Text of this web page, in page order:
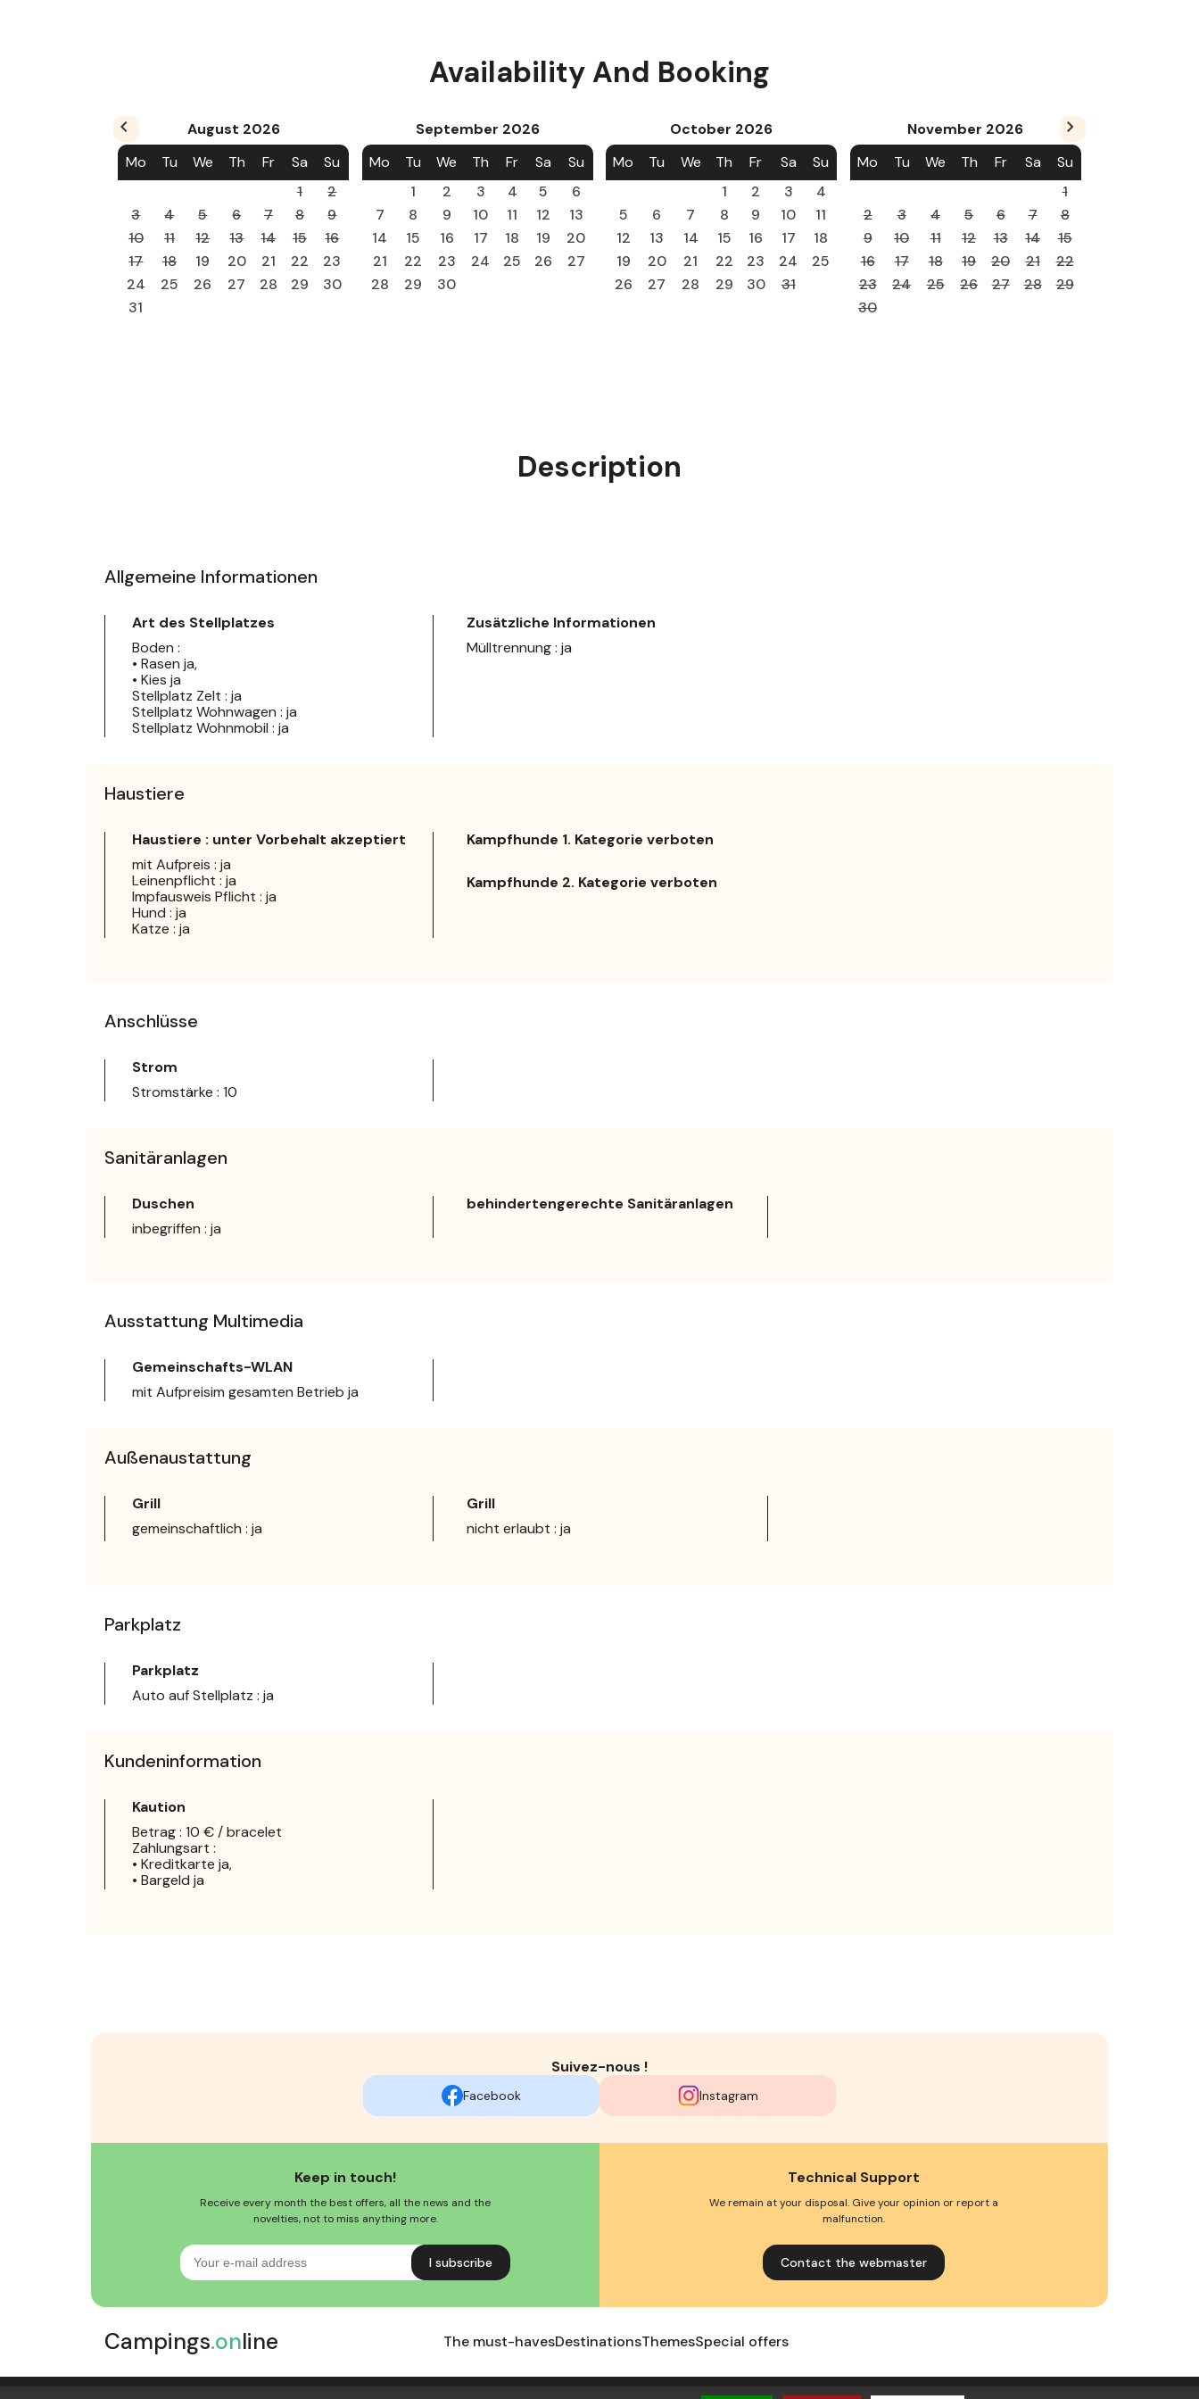
Availability And Booking
August 2026
Mo
Tu We Th Fr Sa
Su
1
2
3
4 5 6 7 8
9
10
11 12 13 14 15
16
17
18 19 20 21 22
23
24
25 26 27 28 29
30
31
September 2026
Mo
Tu We Th Fr Sa
Su
1
2 3 4 5
6
7
8 9 10 11 12
13
14
15 16 17 18 19
20
21
22 23 24 25 26
27
28
29 30
October 2026
Mo
Tu We Th Fr Sa
Su
1
2 3
4
5
6 7 8 9 10
11
12
13 14 15 16 17
18
19
20 21 22 23 24
25
26
27 28 29 30 31
November 2026
Mo
Tu We Th Fr Sa
Su
1
2
3 4 5 6 7
8
9
10 11 12 13 14
15
16
17 18 19 20 21
22
23
24 25 26 27 28
29
30
Description
Allgemeine Informationen
Art des Stellplatzes
Boden :
• Rasen ja,
• Kies ja
Stellplatz Zelt : ja
Stellplatz Wohnwagen : ja
Stellplatz Wohnmobil : ja
Zusätzliche Informationen
Mülltrennung : ja
Haustiere
Haustiere : unter Vorbehalt akzeptiert
mit Aufpreis : ja
Leinenpflicht : ja
Impfausweis Pflicht : ja
Hund : ja
Katze : ja
Kampfhunde 1. Kategorie verboten
Kampfhunde 2. Kategorie verboten
Anschlüsse
Strom
Stromstärke : 10
Sanitäranlagen
Duschen
inbegriffen : ja
behindertengerechte Sanitäranlagen
Ausstattung Multimedia
Gemeinschafts-WLAN
mit Aufpreisim gesamten Betrieb ja
Außenaustattung
Grill
gemeinschaftlich : ja
Grill
nicht erlaubt : ja
Parkplatz
Parkplatz
Auto auf Stellplatz : ja
Kundeninformation
Kaution
Betrag : 10 € / bracelet
Zahlungsart :
• Kreditkarte ja,
• Bargeld ja
Suivez-nous !
Facebook Instagram
Keep in touch!
Receive every month the best offers, all the news and the
novelties, not to miss anything more.
Your
e-
mail
Technical Support
We remain at your disposal. Give your opinion or report a
malfunction.
Contact the webmaster
Campings.online The must-havesDestinationsThemesSpecial offers